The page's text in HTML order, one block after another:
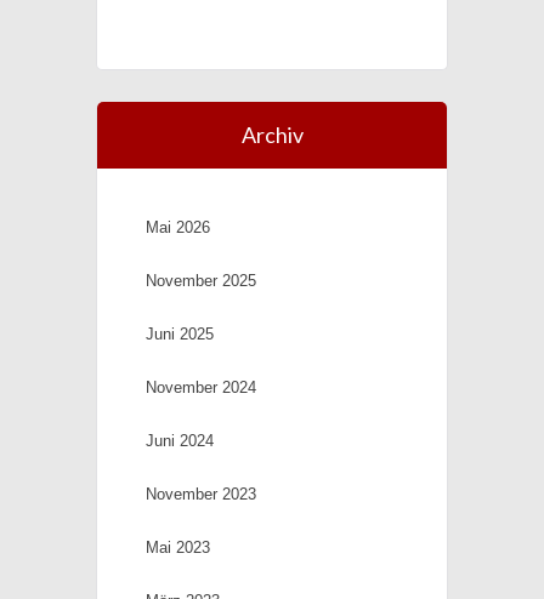
Archiv
Mai 2026
November 2025
Juni 2025
November 2024
Juni 2024
November 2023
Mai 2023